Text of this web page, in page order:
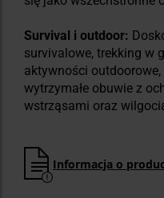
Survival i outdoor:
survivalowe, trekking w
aktywności
wytrzymałe obuwie z
wstrząsami oraz
Informacja o